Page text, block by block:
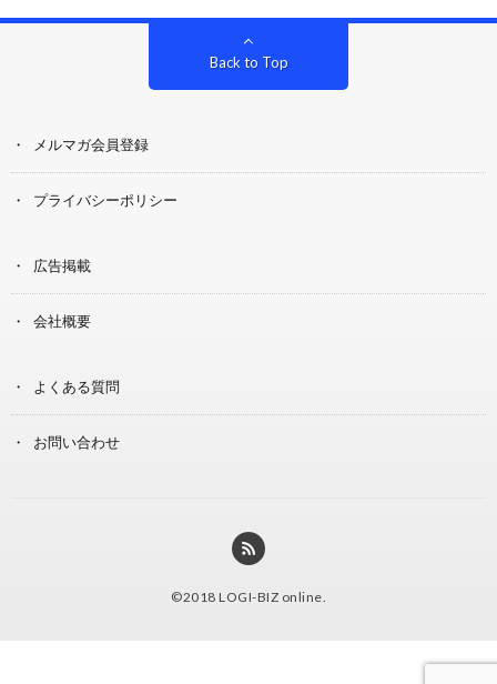
Back to Top
メルマガ会員登録
プライバシーポリシー
広告掲載
会社概要
よくある質問
お問い合わせ
©2018 LOGI-BIZ online